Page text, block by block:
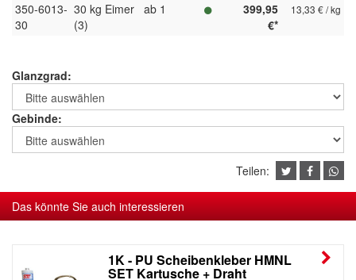
350-6013-
30
30 kg Eimer
(3)
ab 1
399,95
€*
13,33 € / kg
Glanzgrad:
Gebinde:
Teilen:
Das könnte Sie auch interessieren
1K - PU Scheibenkleber HMNL
SET Kartusche + Draht